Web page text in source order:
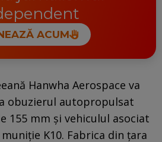
ACUM
Hanwha Aerospace va
obuzierul autopropulsat
155 mm și vehiculul asociat
K10. Fabrica din țara